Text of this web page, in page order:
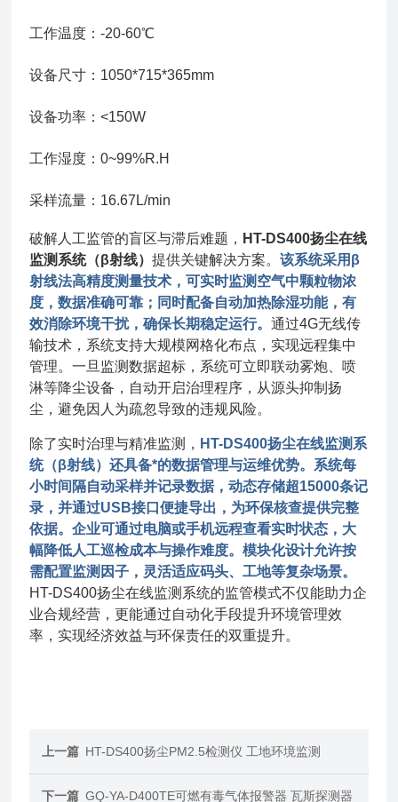
工作温度：-20-60℃
设备尺寸：1050*715*365mm
设备功率：<150W
工作湿度：0~99%R.H
采样流量：16.67L/min
破解人工监管的盲区与滞后难题， HT-DS400扬尘在线
监测系统（β射线）提供关键解决方案。该系统采用β
射线法高精度测量技术，可实时监测空气中颗粒物浓
度，数据准确可靠；同时配备自动加热除湿功能，有
效消除环境干扰，确保长期稳定运行。通过4G无线传
输技术，系统支持大规模网格化布点，实现远程集中
管理。一旦监测数据超标，系统可立即联动雾炮、喷
淋等降尘设备，自动开启治理程序，从源头抑制扬
尘，避免因人为疏忽导致的违规风险。
除了实时治理与精准监测， HT-DS400扬尘在线监测系
统（β射线）还具备*的数据管理与运维优势。系统每
小时间隔自动采样并记录数据，动态存储超15000条记
录，并通过USB接口便捷导出，为环保核查提供完整
依据。企业可通过电脑或手机远程查看实时状态，大
幅降低人工巡检成本与操作难度。模块化设计允许按
需配置监测因子，灵活适应码头、工地等复杂场景。
HT-DS400扬尘在线监测系统的监管模式不仅能助力企
业合规经营，更能通过自动化手段提升环境管理效
率，实现经济效益与环保责任的双重提升。
上一篇 HT-DS400扬尘PM2.5检测仪 工地环境监测
下一篇 GQ-YA-D400TE可燃有毒气体报警器 瓦斯探测器